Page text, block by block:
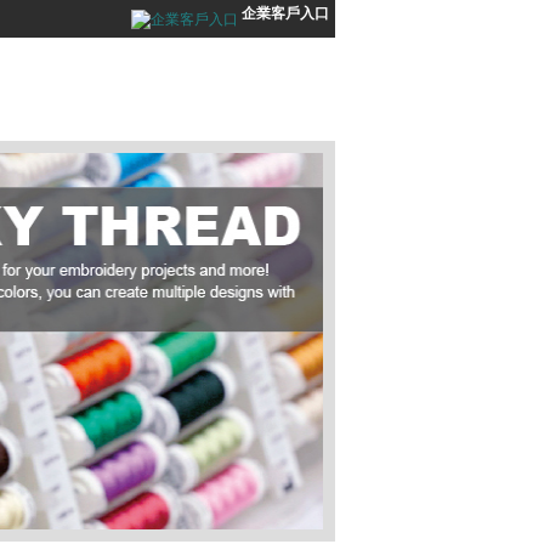
企業客戶入口